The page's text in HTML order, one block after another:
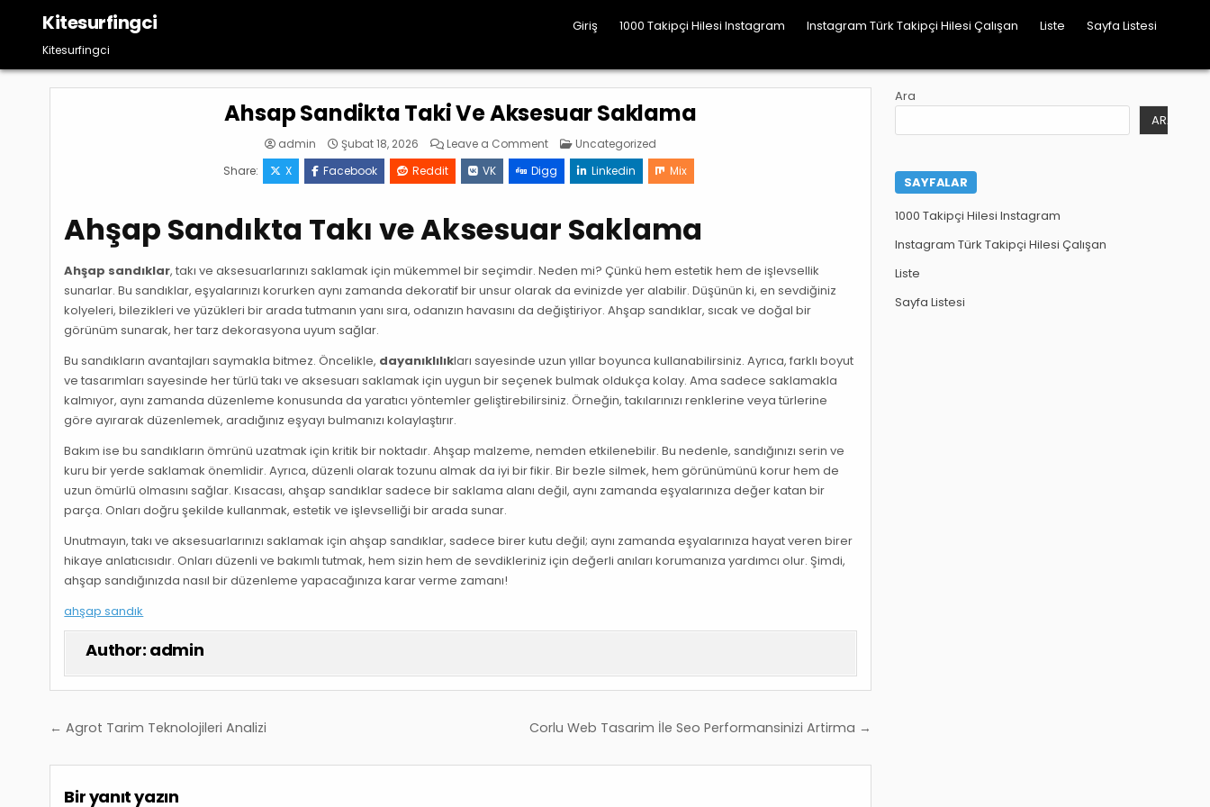
content
Kitesurfingci
Kitesurfingci
Giriş 1000 Takipçi Hilesi Instagram Instagram Türk Takipçi Hilesi Çalışan Liste Sayfa Listesi
Ahsap Sandikta Taki Ve Aksesuar Saklama
admin Şubat 18, 2026 Leave a Commenton
Ahsap
Sandikta
Taki
Ve
Posted
Uncategorized
Share:
X Facebook Reddit VK Digg Linkedin Mix
Ahşap Sandıkta Takı ve Aksesuar Saklama
Ahşap sandıklar, takı ve aksesuarlarınızı saklamak için mükemmel bir seçimdir. Neden mi? Çünkü hem estetik hem de işlevsellik
sunarlar. Bu sandıklar, eşyalarınızı korurken aynı zamanda dekoratif bir unsur olarak da evinizde yer alabilir. Düşünün ki, en sevdiğiniz
kolyeleri, bilezikleri ve yüzükleri bir arada tutmanın yanı sıra, odanızın havasını da değiştiriyor. Ahşap sandıklar, sıcak ve doğal bir
görünüm sunarak, her tarz dekorasyona uyum sağlar.
Bu sandıkların avantajları saymakla bitmez. Öncelikle, dayanıklılıkları sayesinde uzun yıllar boyunca kullanabilirsiniz. Ayrıca, farklı boyut
ve tasarımları sayesinde her türlü takı ve aksesuarı saklamak için uygun bir seçenek bulmak oldukça kolay. Ama sadece saklamakla
kalmıyor, aynı zamanda düzenleme konusunda da yaratıcı yöntemler geliştirebilirsiniz. Örneğin, takılarınızı renklerine veya türlerine
göre ayırarak düzenlemek, aradığınız eşyayı bulmanızı kolaylaştırır.
Bakım ise bu sandıkların ömrünü uzatmak için kritik bir noktadır. Ahşap malzeme, nemden etkilenebilir. Bu nedenle, sandığınızı serin ve
kuru bir yerde saklamak önemlidir. Ayrıca, düzenli olarak tozunu almak da iyi bir fikir. Bir bezle silmek, hem görünümünü korur hem de
uzun ömürlü olmasını sağlar. Kısacası, ahşap sandıklar sadece bir saklama alanı değil, aynı zamanda eşyalarınıza değer katan bir
parça. Onları doğru şekilde kullanmak, estetik ve işlevselliği bir arada sunar.
Unutmayın, takı ve aksesuarlarınızı saklamak için ahşap sandıklar, sadece birer kutu değil; aynı zamanda eşyalarınıza hayat veren birer
hikaye anlatıcısıdır. Onları düzenli ve bakımlı tutmak, hem sizin hem de sevdikleriniz için değerli anıları korumanıza yardımcı olur. Şimdi,
ahşap sandığınızda nasıl bir düzenleme yapacağınıza karar verme zamanı!
ahşap sandık
Author: admin
Yazı Corlu Web Tasarim İle Seo Performansinizi Artirma →
← Agrot Tarim Teknolojileri Analizi
Bir yanıt yazın
Ara
ARA
SAYFALAR
1000 Takipçi Hilesi Instagram
Instagram Türk Takipçi Hilesi Çalışan
Liste
Sayfa Listesi